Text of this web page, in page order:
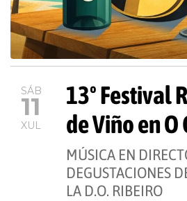
SÁB
11
XUL
13º Festival
de Viño en O
MÚSICA EN
DEGUSTACIONES
LA D.O. RIBEIRO